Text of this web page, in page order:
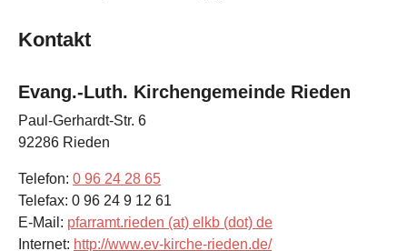
Kontakt
Evang.-Luth. Kirchengemeinde Rieden
Paul-Gerhardt-Str. 6
92286 Rieden
Telefon: 0 96 24 28 65
Telefax: 0 96 24 9 12 61
E-Mail: pfarramt.rieden (at) elkb (dot) de
Internet: http://www.ev-kirche-rieden.de/